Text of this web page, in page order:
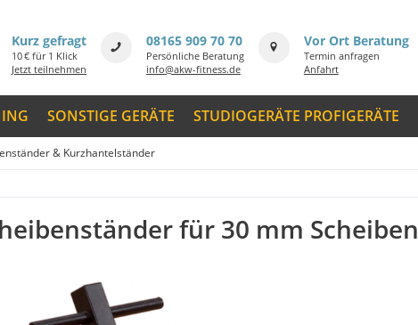
Kurz gefragt
10 € für 1 Klick
Jetzt teilnehmen
08165 909 70 70
Persönliche Beratung
info@akw-fitness.de
Vor Ort Beratung
Termin anfragen
Anfahrt
SONSTIGE GERÄTE STUDIOGERÄTE PROFIGERÄTE
& Kurzhantelständer
für 30 mm Scheiben